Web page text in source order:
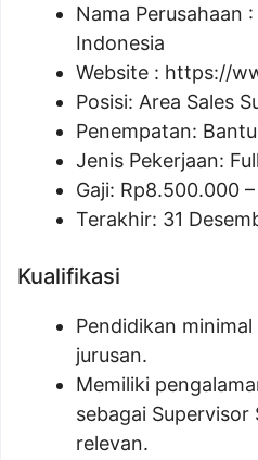
Nama Perusahaan :
Indonesia
Website : https://
Posisi: Area Sales
Penempatan:
Jenis Pekerjaan:
Gaji: Rp8.500.000
Terakhir: 31
Kualifikasi
Pendidikan minimal
jurusan.
Memiliki
sebagai Supervisor
relevan.